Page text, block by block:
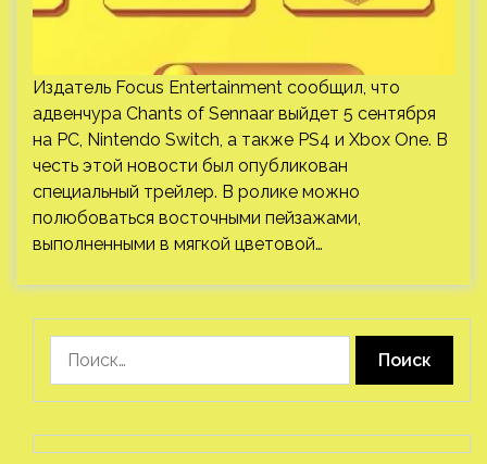
Издатель Focus Entertainment сообщил, что
адвенчура Chants of Sennaar выйдет 5 сентября
на PC, Nintendo Switch, а также PS4 и Xbox One. В
честь этой новости был опубликован
специальный трейлер. В ролике можно
полюбоваться восточными пейзажами,
выполненными в мягкой цветовой…